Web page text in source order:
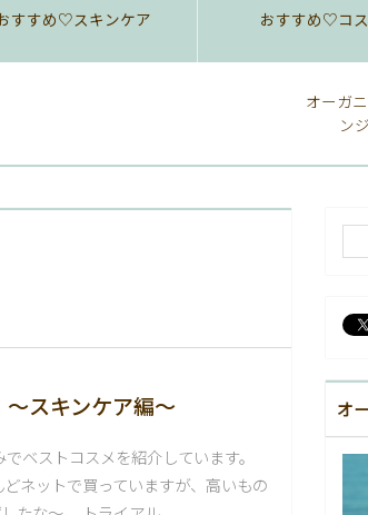
すすめ♡スキンケア おすすめ♡コ
オーガ
ン
スキンケア編〜
ベストコスメを紹介しています。
ネットで買っていますが、高いもの
オ